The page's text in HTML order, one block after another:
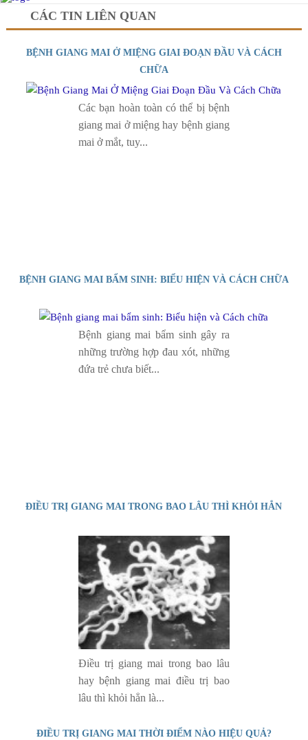
CÁC TIN LIÊN QUAN
BỆNH GIANG MAI Ở MIỆNG GIAI ĐOẠN ĐẦU VÀ CÁCH
CHỮA
Các bạn hoàn toàn có thể bị bệnh
giang mai ở miệng hay bệnh giang
mai ở mắt, tuy...
BỆNH GIANG MAI BẨM SINH: BIỂU HIỆN VÀ CÁCH CHỮA
Bệnh giang mai bẩm sinh gây ra
những trường hợp đau xót, những
đứa trẻ chưa biết...
ĐIỀU TRỊ GIANG MAI TRONG BAO LÂU THÌ KHỎI HẲN
Điều trị giang mai trong bao lâu
hay bệnh giang mai điều trị bao
lâu thì khỏi hẳn là...
ĐIỀU TRỊ GIANG MAI THỜI ĐIỂM NÀO HIỆU QUẢ?